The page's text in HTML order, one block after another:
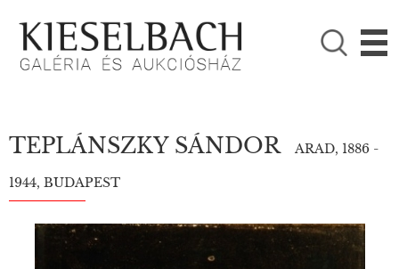

KÉRJÜK VÁLASSZON!
Festmények
TEPLÁNSZKY SÁNDOR ARAD, 1886 -
1944, BUDAPEST